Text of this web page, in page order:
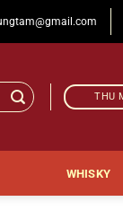
THU
WHISKY